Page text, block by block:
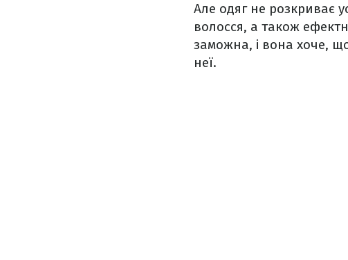
Але одяг не розкриває
волосся, а також
заможна, і вона хоче,
неї.